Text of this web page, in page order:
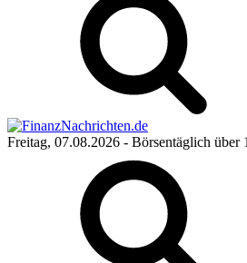
Freitag, 07.08.2026 - Börsentäglich über